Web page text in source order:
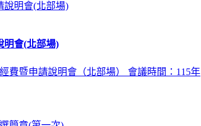
明會(北部場)
費暨申請說明會（北部場） 會議時間：115年